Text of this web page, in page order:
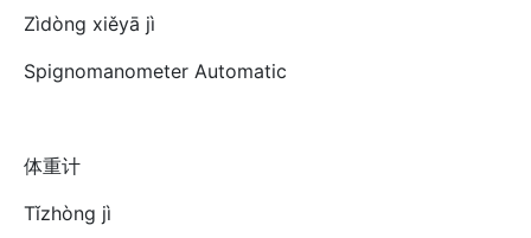
Zìdòng xiěyā jì
Spignomanometer Automatic
体重计
Tǐzhòng jì